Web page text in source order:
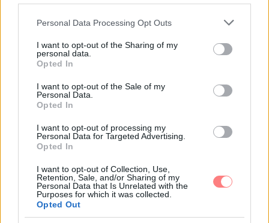
Please note that this website/app uses one or more Google
not limited to your visit or usage behaviour. You may click to
grant or deny consent to Google and its third-party tags to
use your data for below specified purposes in below Google
consent section.
Personal Data Processing Opt Outs
I want to opt-out of the Sharing of my
personal data.
Opted In
I want to opt-out of the Sale of my
Personal Data.
Opted In
I want to opt-out of processing my
Personal Data for Targeted Advertising.
Opted In
I want to opt-out of Collection, Use,
Retention, Sale, and/or Sharing of my
Personal Data that Is Unrelated with the
Purposes for which it was collected.
Opted Out
Nyíri Bernadett-FLOW&FUN
3 működő módszer iskolaundor ellen
Kevés olyan gyerek van, aki az értékes idejét tanulással
szereti tölteni. Pedig ha szülőként ügyesen
kufárkodunk, a tanulás is lehet élvezetes és a gyerek az
erre szánt időt nem kínzásnak éli majd meg.